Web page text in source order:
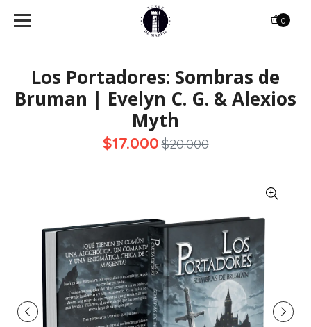
0
Los Portadores: Sombras de
Bruman | Evelyn C. G. & Alexios
Myth
$17.000$20.000